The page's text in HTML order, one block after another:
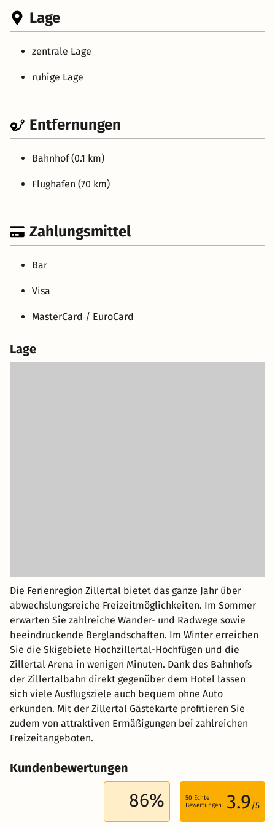
Lage
zentrale Lage
ruhige Lage
Entfernungen
Bahnhof (0.1 km)
Flughafen (70 km)
Zahlungsmittel
Bar
Visa
MasterCard / EuroCard
Lage
Die Ferienregion Zillertal bietet das ganze Jahr über
abwechslungsreiche Freizeitmöglichkeiten. Im Sommer
erwarten Sie zahlreiche Wander- und Radwege sowie
beeindruckende Berglandschaften. Im Winter erreichen
Sie die Skigebiete Hochzillertal-Hochfügen und die
Zillertal Arena in wenigen Minuten. Dank des Bahnhofs
der Zillertalbahn direkt gegenüber dem Hotel lassen
sich viele Ausflugsziele auch bequem ohne Auto
erkunden. Mit der Zillertal Gästekarte profitieren Sie
zudem von attraktiven Ermäßigungen bei zahlreichen
Freizeitangeboten.
Kundenbewertungen
86% 50 Echte
Bewertungen
3.9/5